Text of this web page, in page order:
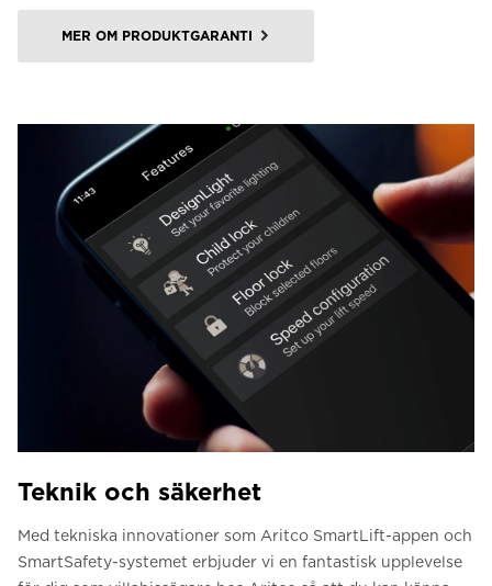
MER OM PRODUKTGARANTI
Teknik och säkerhet
Med tekniska innovationer som Aritco SmartLift-appen och
SmartSafety-systemet erbjuder vi en fantastisk upplevelse